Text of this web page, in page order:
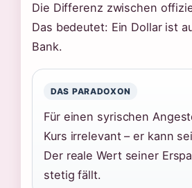
Die Differenz zwischen
Das bedeutet: Ein Dollar ist
Bank.
DAS PARADOXON
Für einen syrischen
Kurs irrelevant – er kann
Der reale Wert seiner
stetig fällt.